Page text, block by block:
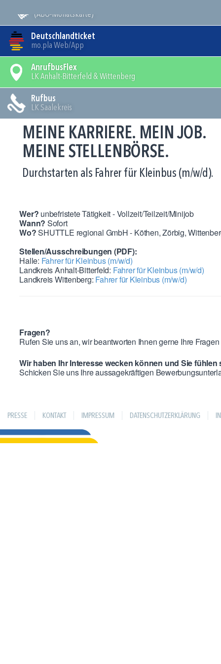
(ABO-Monatskarte)
Deutschlandticket
mo.pla Web/App
AnrufbusFlex
LK Anhalt-Bitterfeld & Wittenberg
Rufbus
LK Saalekreis
MEINE KARRIERE. MEIN JOB.
MEINE STELLENBÖRSE.
Durchstarten als Fahrer für Kleinbus (m/w/d).
Wer? unbefristete Tätigkeit - Vollzeit/Teilzeit/Minijob
Wann? Sofort
Wo?SHUTTLE regional GmbH - Köthen, Zörbig,
Stellen/Ausschreibungen (PDF):
Halle: Fahrer für Kleinbus (m/w/d)
Landkreis Anhalt-Bitterfeld: Fahrer für Kleinbus (m/w/d)
Landkreis Wittenberg: Fahrer für Kleinbus (m/w/d)
Fragen?
Rufen Sie uns an, wir beantworten Ihnen gerne Ihre
Wir haben Ihr Interesse wecken können und Sie
Schicken Sie uns Ihre aussagekräftigen
PRESSE KONTAKT IMPRESSUM DATENSCHUTZERKLÄRUNG